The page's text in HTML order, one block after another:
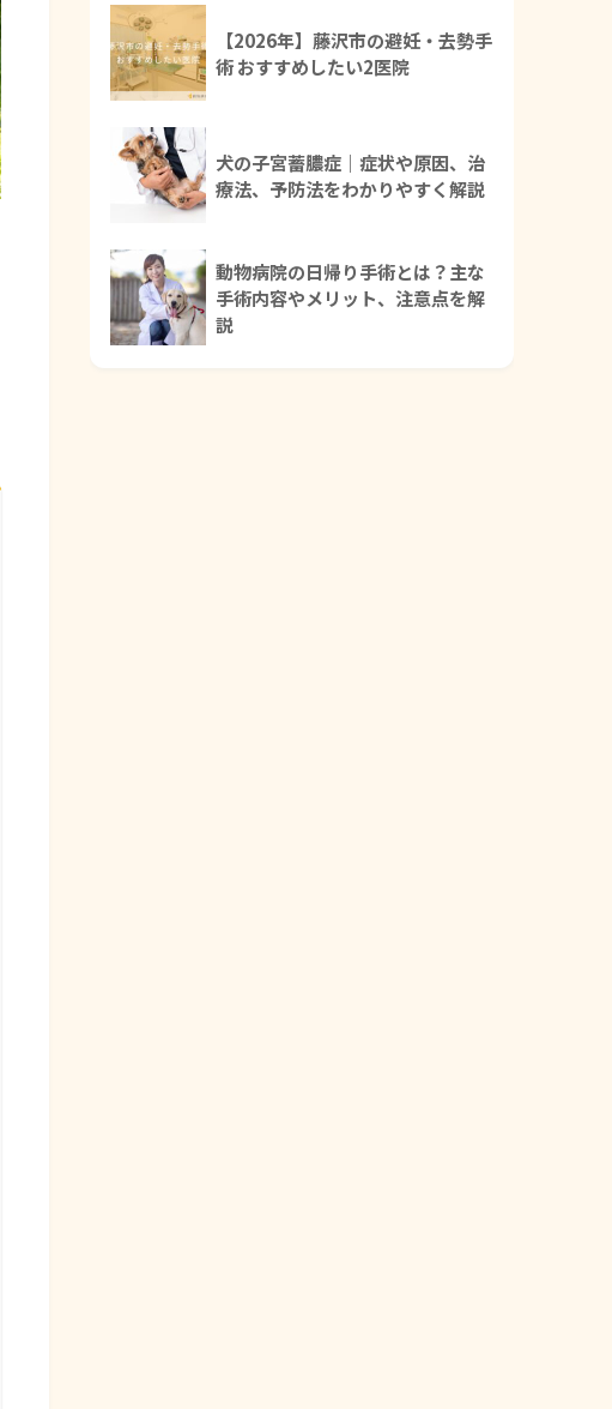
【2026年】藤沢市の避妊・去勢手
術 おすすめしたい2医院
犬の子宮蓄膿症｜症状や原因、治
療法、予防法をわかりやすく解説
動物病院の日帰り手術とは？主な
手術内容やメリット、注意点を解
説